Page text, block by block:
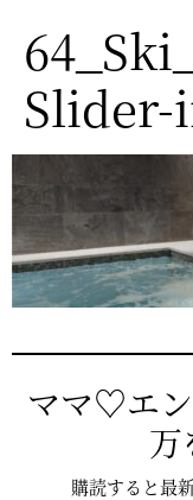
Slider-
ママ♡エ
万
購読すると最